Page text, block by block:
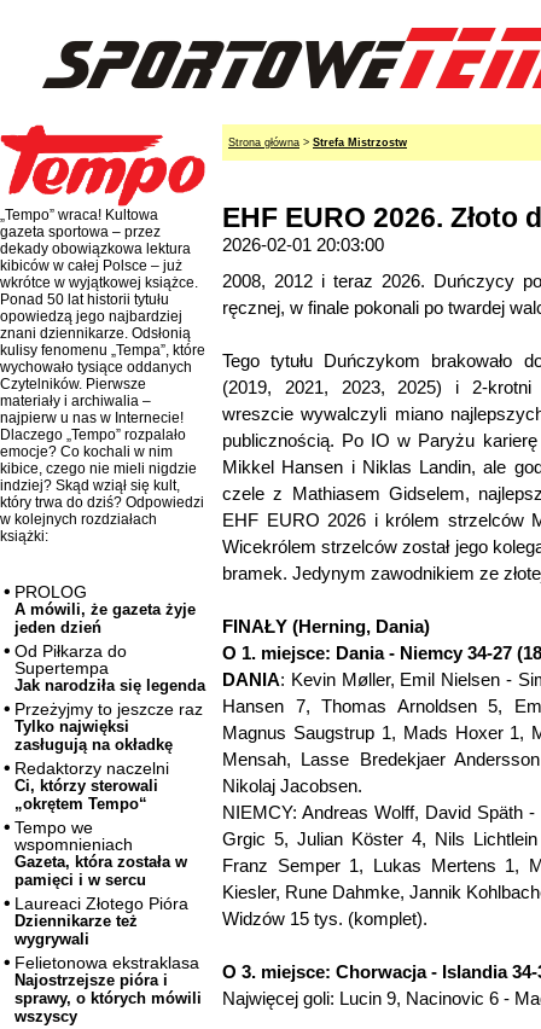
„Tempo” wraca! Kultowa
gazeta sportowa – przez
dekady obowiązkowa lektura
kibiców w całej Polsce – już
wkrótce w wyjątkowej książce.
Ponad 50 lat historii tytułu
opowiedzą jego najbardziej
znani dziennikarze. Odsłonią
kulisy fenomenu „Tempa”, które
wychowało tysiące oddanych
Czytelników. Pierwsze
materiały i archiwalia –
najpierw u nas w Internecie!
Dlaczego „Tempo” rozpalało
emocje? Co kochali w nim
kibice, czego nie mieli nigdzie
indziej? Skąd wziął się kult,
który trwa do dziś? Odpowiedzi
w kolejnych rozdziałach
książki:
PROLOG
A mówili, że gazeta żyje
jeden dzień
Od Piłkarza do
Supertempa
Jak narodziła się legenda
Przeżyjmy to jeszcze raz
Tylko najwięksi
zasługują na okładkę
Redaktorzy naczelni
Ci, którzy sterowali
„okrętem Tempo“
Tempo we
wspomnieniach
Gazeta, która została w
pamięci i w sercu
Laureaci Złotego Pióra
Dziennikarze też
wygrywali
Felietonowa ekstraklasa
Najostrzejsze pióra i
sprawy, o których mówili
wszyscy
Strona główna > Strefa Mistrzostw
EHF EURO 2026. Złoto
2026-02-01 20:03:00
2008, 2012 i teraz 2026. Duńczycy
ręcznej, w finale pokonali po twardej
Tego tytułu Duńczykom brakowało
(2019, 2021, 2023, 2025) i 2-krotni
wreszcie wywalczyli miano
publicznością. Po IO w Paryżu
Mikkel Hansen i Niklas Landin, ale
czele z Mathiasem Gidselem,
EHF EURO 2026 i królem strzelców
Wicekrólem strzelców został jego
bramek. Jedynym zawodnikiem ze
FINAŁY (Herning, Dania)
O 1. miejsce: Dania - Niemcy 34-27
DANIA: Kevin Møller, Emil Nielsen -
Hansen 7, Thomas Arnoldsen 5,
Magnus Saugstrup 1, Mads Hoxer 1,
Mensah, Lasse Bredekjaer
Nikolaj Jacobsen.
NIEMCY: Andreas Wolff, David Späth
Grgic 5, Julian Köster 4, Nils
Franz Semper 1, Lukas Mertens 1,
Kiesler, Rune Dahmke, Jannik
Widzów 15 tys. (komplet).
O 3. miejsce: Chorwacja - Islandia 34-
Najwięcej goli: Lucin 9, Nacinovic 6 -